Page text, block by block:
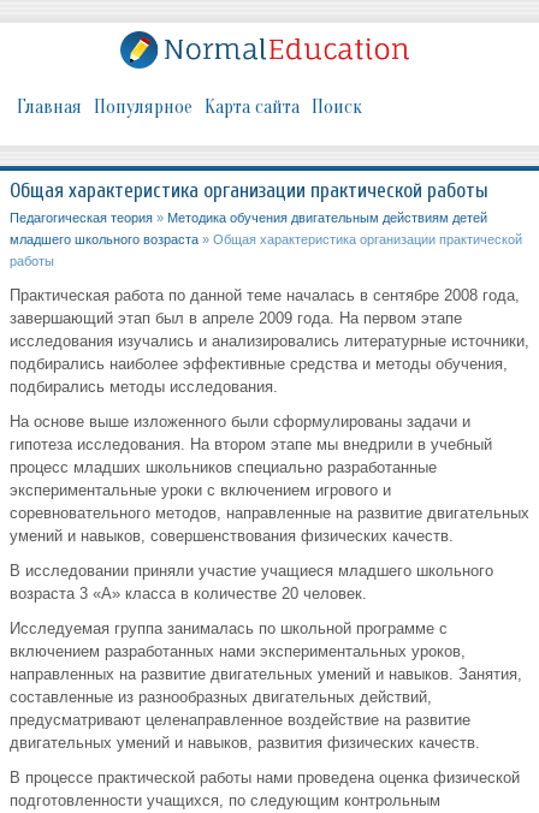
Главная Популярное Карта сайта Поиск
Общая характеристика организации практической работы
Педагогическая теория » Методика обучения двигательным действиям детей
младшего школьного возраста » Общая характеристика организации практической
работы
Практическая работа по данной теме началась в сентябре 2008 года,
завершающий этап был в апреле 2009 года. На первом этапе
исследования изучались и анализировались литературные источники,
подбирались наиболее эффективные средства и методы обучения,
подбирались методы исследования.
На основе выше изложенного были сформулированы задачи и
гипотеза исследования. На втором этапе мы внедрили в учебный
процесс младших школьников специально разработанные
экспериментальные уроки с включением игрового и
соревновательного методов, направленные на развитие двигательных
умений и навыков, совершенствования физических качеств.
В исследовании приняли участие учащиеся младшего школьного
возраста 3 «А» класса в количестве 20 человек.
Исследуемая группа занималась по школьной программе с
включением разработанных нами экспериментальных уроков,
направленных на развитие двигательных умений и навыков. Занятия,
составленные из разнообразных двигательных действий,
предусматривают целенаправленное воздействие на развитие
двигательных умений и навыков, развития физических качеств.
В процессе практической работы нами проведена оценка физической
подготовленности учащихся, по следующим контрольным